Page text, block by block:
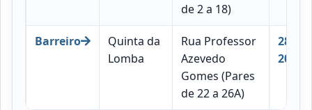
de 2 a 18)
Barreiro
Quinta da
Lomba
Rua Professor
Azevedo
Gomes (Pares
de 22 a 26A)
2830-
208